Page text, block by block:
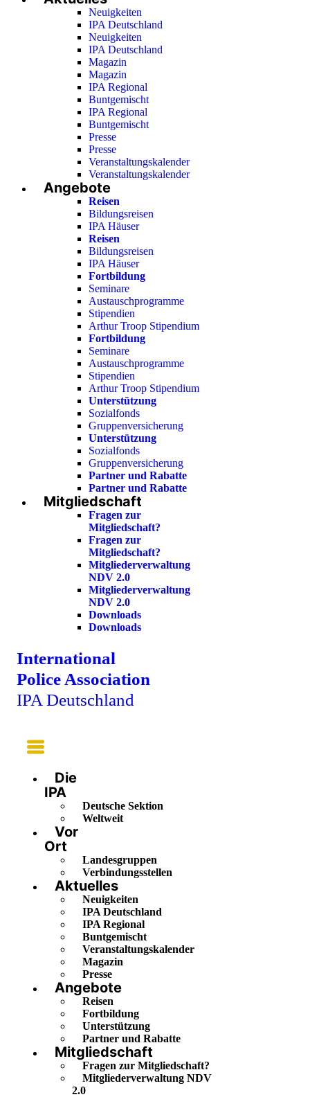
Neuigkeiten
IPA Deutschland
Neuigkeiten
IPA Deutschland
Magazin
Magazin
IPA Regional
Buntgemischt
IPA Regional
Buntgemischt
Presse
Presse
Veranstaltungskalender
Veranstaltungskalender
Angebote
Reisen
Bildungsreisen
IPA Häuser
Reisen
Bildungsreisen
IPA Häuser
Fortbildung
Seminare
Austauschprogramme
Stipendien
Arthur Troop Stipendium
Fortbildung
Seminare
Austauschprogramme
Stipendien
Arthur Troop Stipendium
Unterstützung
Sozialfonds
Gruppenversicherung
Unterstützung
Sozialfonds
Gruppenversicherung
Partner und Rabatte
Partner und Rabatte
Mitgliedschaft
Fragen zur
Mitgliedschaft?
Fragen zur
Mitgliedschaft?
Mitgliederverwaltung
NDV 2.0
Mitgliederverwaltung
NDV 2.0
Downloads
Downloads
International
Police Association
IPA Deutschland
Main
Menu
Die
IPA
Deutsche Sektion
Weltweit
Vor
Ort
Landesgruppen
Verbindungsstellen
Aktuelles
Neuigkeiten
IPA Deutschland
IPA Regional
Buntgemischt
Veranstaltungskalender
Magazin
Presse
Angebote
Reisen
Fortbildung
Unterstützung
Partner und Rabatte
Mitgliedschaft
Fragen zur Mitgliedschaft?
Mitgliederverwaltung NDV
2.0